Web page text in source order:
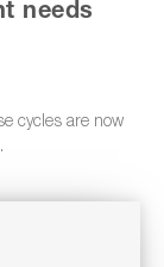
needs
cycles are now